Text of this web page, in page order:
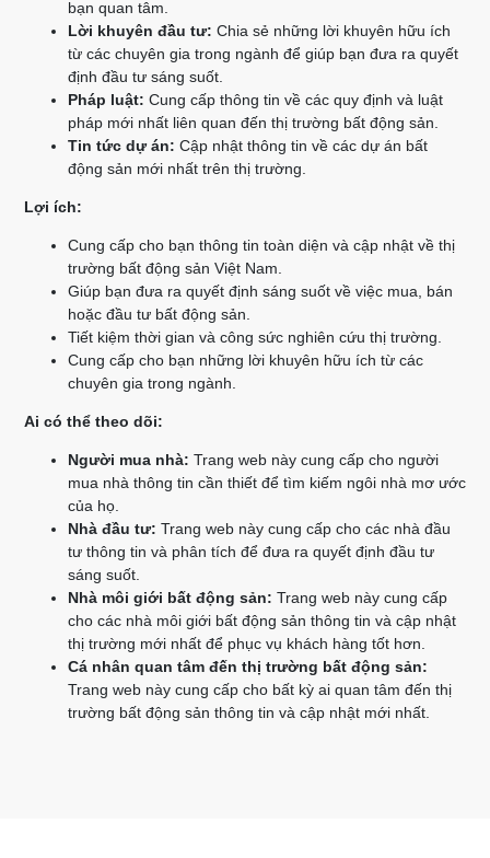
bạn quan tâm.
Lời khuyên đầu tư: Chia sẻ những lời khuyên hữu ích
từ các chuyên gia trong ngành để giúp bạn đưa ra quyết
định đầu tư sáng suốt.
Pháp luật: Cung cấp thông tin về các quy định và luật
pháp mới nhất liên quan đến thị trường bất động sản.
Tin tức dự án: Cập nhật thông tin về các dự án bất
động sản mới nhất trên thị trường.
Lợi ích:
Cung cấp cho bạn thông tin toàn diện và cập nhật về thị
trường bất động sản Việt Nam.
Giúp bạn đưa ra quyết định sáng suốt về việc mua, bán
hoặc đầu tư bất động sản.
Tiết kiệm thời gian và công sức nghiên cứu thị trường.
Cung cấp cho bạn những lời khuyên hữu ích từ các
chuyên gia trong ngành.
Ai có thể theo dõi:
Người mua nhà: Trang web này cung cấp cho người
mua nhà thông tin cần thiết để tìm kiếm ngôi nhà mơ ước
của họ.
Nhà đầu tư: Trang web này cung cấp cho các nhà đầu
tư thông tin và phân tích để đưa ra quyết định đầu tư
sáng suốt.
Nhà môi giới bất động sản: Trang web này cung cấp
cho các nhà môi giới bất động sản thông tin và cập nhật
thị trường mới nhất để phục vụ khách hàng tốt hơn.
Cá nhân quan tâm đến thị trường bất động sản:
Trang web này cung cấp cho bất kỳ ai quan tâm đến thị
trường bất động sản thông tin và cập nhật mới nhất.